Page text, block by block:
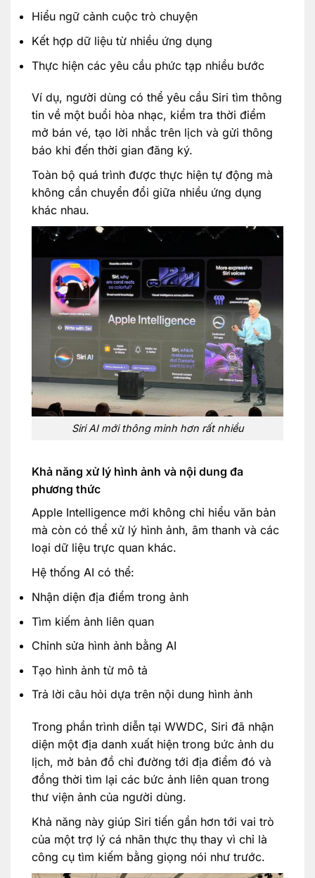
Hiểu ngữ cảnh cuộc trò chuyện
Kết hợp dữ liệu từ nhiều ứng dụng
Thực hiện các yêu cầu phức tạp nhiều bước
Ví dụ, người dùng có thể yêu cầu Siri tìm thông
tin về một buổi hòa nhạc, kiểm tra thời điểm
mở bán vé, tạo lời nhắc trên lịch và gửi thông
báo khi đến thời gian đăng ký.
Toàn bộ quá trình được thực hiện tự động mà
không cần chuyển đổi giữa nhiều ứng dụng
khác nhau.
Siri AI mới thông minh hơn rất nhiều
Khả năng xử lý hình ảnh và nội dung đa
phương thức
Apple Intelligence mới không chỉ hiểu văn bản
mà còn có thể xử lý hình ảnh, âm thanh và các
loại dữ liệu trực quan khác.
Hệ thống AI có thể:
Nhận diện địa điểm trong ảnh
Tìm kiếm ảnh liên quan
Chỉnh sửa hình ảnh bằng AI
Tạo hình ảnh từ mô tả
Trả lời câu hỏi dựa trên nội dung hình ảnh
Trong phần trình diễn tại WWDC, Siri đã nhận
diện một địa danh xuất hiện trong bức ảnh du
lịch, mở bản đồ chỉ đường tới địa điểm đó và
đồng thời tìm lại các bức ảnh liên quan trong
thư viện ảnh của người dùng.
Khả năng này giúp Siri tiến gần hơn tới vai trò
của một trợ lý cá nhân thực thụ thay vì chỉ là
công cụ tìm kiếm bằng giọng nói như trước.